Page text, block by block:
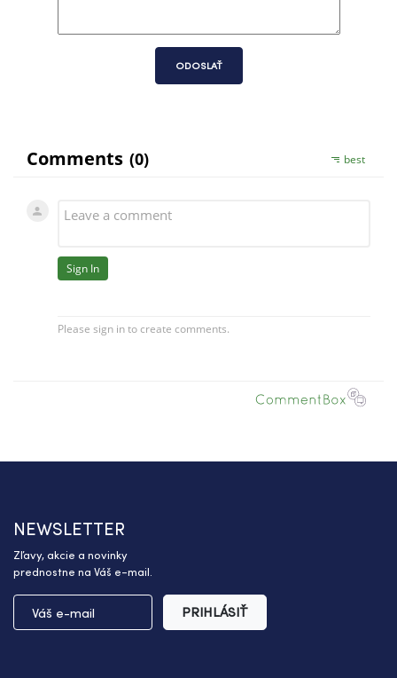
ODOSLAŤ
NEWSLETTER
Zľavy, akcie a novinky
prednostne na Váš e-mail.
PRIHLÁSIŤ